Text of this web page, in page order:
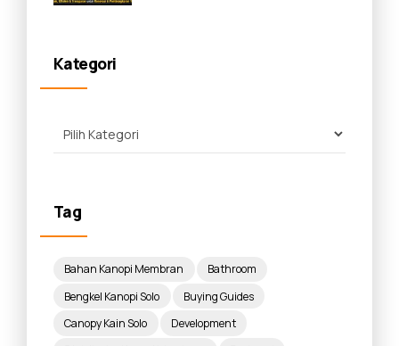
Kategori
Tag
Bahan Kanopi Membran
Bathroom
Bengkel Kanopi Solo
Buying Guides
Canopy Kain Solo
Development